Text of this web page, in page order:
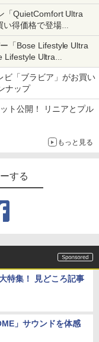
「QuietComfort Ultra
い得価格で登場
体験が楽しめる
「Bose Lifestyle Ultra
Lifestyle Ultra
ビ「ブラビア」がお買い
ナップ
ト公開！ リニアとプル
もっと見る
する
特集！ 見どころ記事
」サウンドを体感